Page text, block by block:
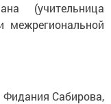
(учительница
Фидания Сабирова,